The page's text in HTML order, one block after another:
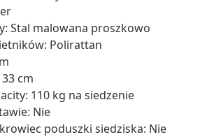
Stal malowana proszkowo
Polirattan
cm
110 kg na siedzenie
Nie
poduszki siedziska: Nie